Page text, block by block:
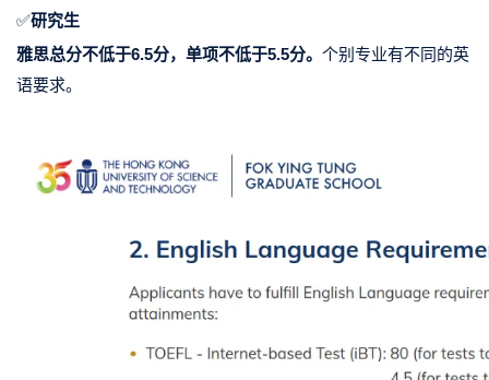
✅研究生
雅思总分不低于6.5分，单项不低于5.5分。 个别专业有不同的英
语要求。